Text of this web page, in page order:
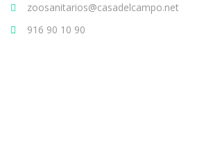
zoosanitarios@casadelcampo.net
916 90 10 90